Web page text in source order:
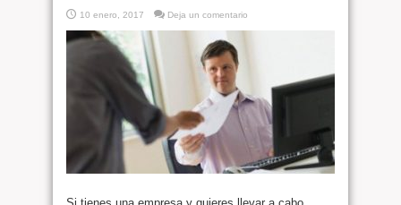
10 enero, 2017 Deja un comentario